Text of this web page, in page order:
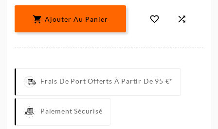
 Ajouter Au Panier  
Frais De Port Offerts À Partir De 95 €*
Paiement Sécurisé